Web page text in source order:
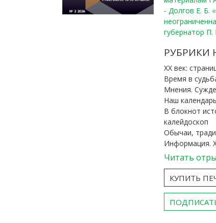
- Долгов Е. Б.
губернатор
РУБРИКИ
ХХ век:
Время в
Мнения.
Наш календарь
В блокнот
калейдоскоп
Обычаи,
Информация.
Читать
КУПИТЬ